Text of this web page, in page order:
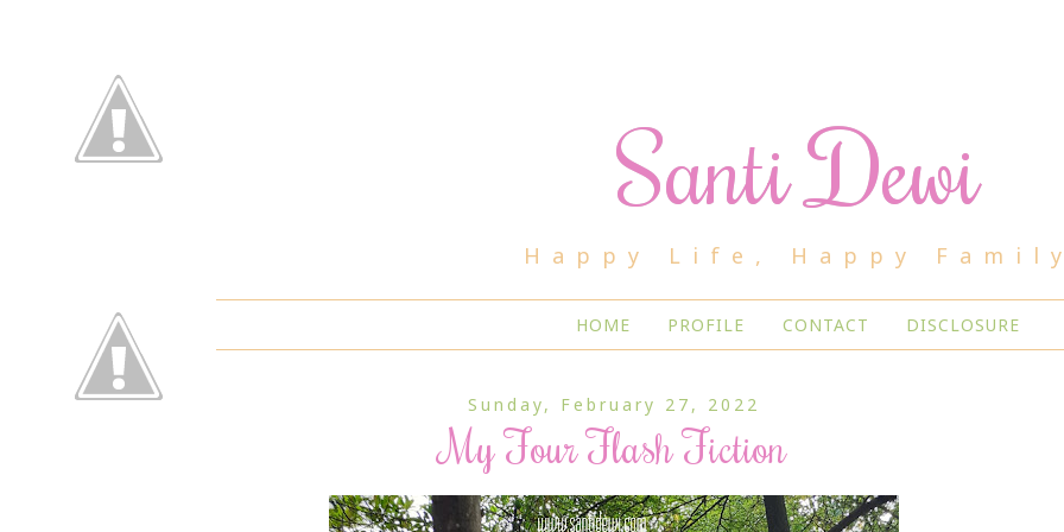
Santi Dewi
Happy Life, Happy
HOME PROFILE CONTACT DISCLOSURE
Sunday, February 27, 2022
My Four Flash Fiction